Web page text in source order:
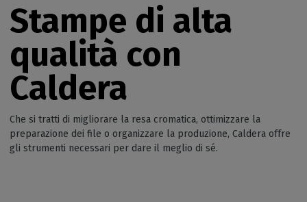
Stampe di alta
qualità con
Caldera
Che si tratti di migliorare la resa cromatica, ottimizzare la
preparazione dei file o organizzare la produzione, Caldera offre
gli strumenti necessari per dare il meglio di sé.